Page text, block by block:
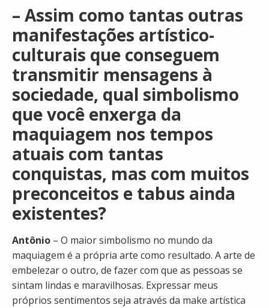
– Assim como tantas outras
manifestações artístico-
culturais que conseguem
transmitir mensagens à
sociedade, qual simbolismo
que você enxerga da
maquiagem nos tempos
atuais com tantas
conquistas, mas com muitos
preconceitos e tabus ainda
existentes?
Antônio – O maior simbolismo no mundo da
maquiagem é a própria arte como resultado. A arte de
embelezar o outro, de fazer com que as pessoas se
sintam lindas e maravilhosas. Expressar meus
próprios sentimentos seja através da make artística